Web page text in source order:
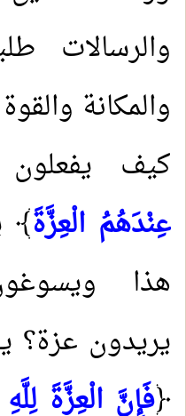
والرسالات
والمكانة
كيف
عِنْدَهُمُ الْعِزَّةَ﴾
هذا
يريدون عزة؟
﴿فَإِنَّ الْعِزَّةَ